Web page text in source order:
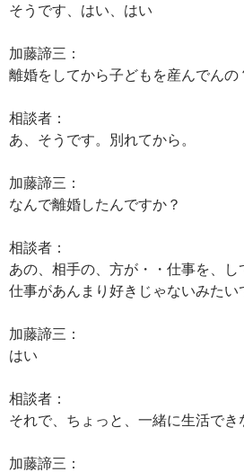
そうです、はい、はい
加藤諦三：
離婚をしてから子どもを産んでんの
相談者：
あ、そうです。別れてから。
加藤諦三：
なんで離婚したんですか？
相談者：
あの、相手の、方が・・仕事を、し
仕事があんまり好きじゃないみたい
加藤諦三：
はい
相談者：
それで、ちょっと、一緒に生活でき
加藤諦三：